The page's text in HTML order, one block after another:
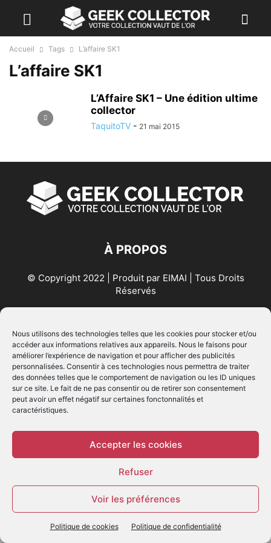
Nous utilisons des technologies telles que les cookies pour stocker et/ou
accéder aux informations relatives aux appareils. Nous le faisons pour
améliorer l’expérience de navigation et pour afficher des publicités
personnalisées. Consentir à ces technologies nous permettra de traiter
des données telles que le comportement de navigation ou les ID uniques
sur ce site. Le fait de ne pas consentir ou de retirer son consentement
peut avoir un effet négatif sur certaines fonctonnalités et
caractéristiques.
Accepter les cookies
Refuser
Voir les préférences
Politique de cookies Politique de confidentialité
Accueil Tags L’affaire SK1
L’affaire SK1
L’Affaire SK1 – Une édition ultime
collector
TaquitoTV - 21 mai 2015
À PROPOS
© Copyright 2022 | Produit par EIMAI | Tous Droits
Réservés
SUIVEZ NOUS